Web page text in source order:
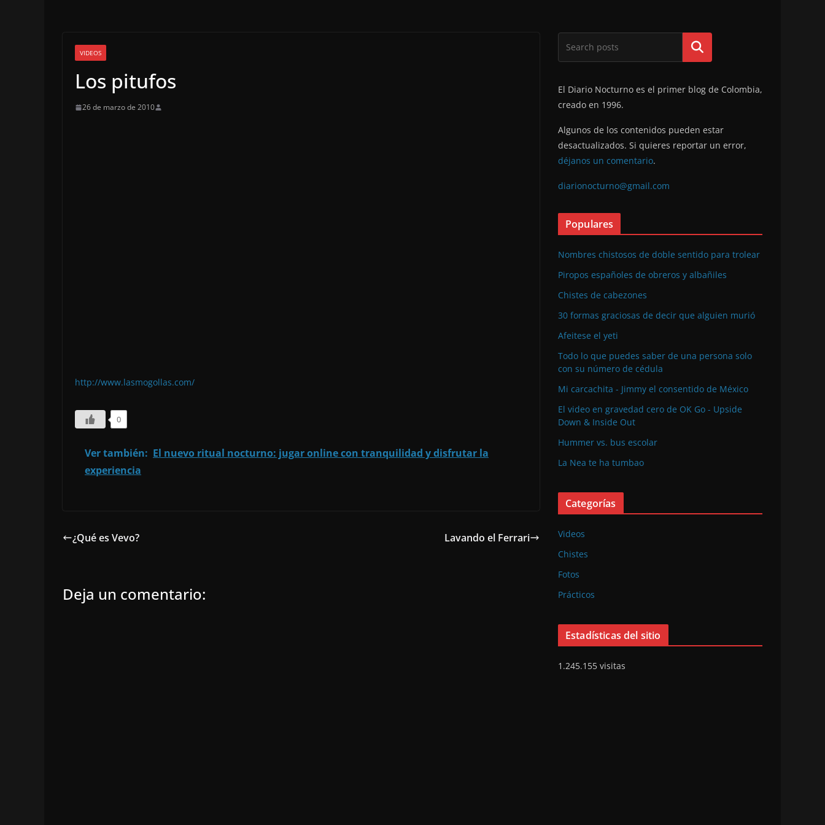
VIDEOS
Los pitufos
26 de marzo de 2010
http://www.lasmogollas.com/
0
Ver también: El nuevo ritual nocturno: jugar online con tranquilidad y disfrutar la
experiencia
¿Qué es Vevo? Lavando el Ferrari
Deja un comentario:
Buscar
El Diario Nocturno es el primer blog de Colombia,
creado en 1996.
Algunos de los contenidos pueden estar
desactualizados. Si quieres reportar un error,
déjanos un comentario.
diarionocturno@gmail.com
Populares
Nombres chistosos de doble sentido para trolear
Piropos españoles de obreros y albañiles
Chistes de cabezones
30 formas graciosas de decir que alguien murió
Afeitese el yeti
Todo lo que puedes saber de una persona solo
con su número de cédula
Mi carcachita - Jimmy el consentido de México
El video en gravedad cero de OK Go - Upside
Down & Inside Out
Hummer vs. bus escolar
La Nea te ha tumbao
Categorías
Videos
Chistes
Fotos
Prácticos
Estadísticas del sitio
1.245.155 visitas